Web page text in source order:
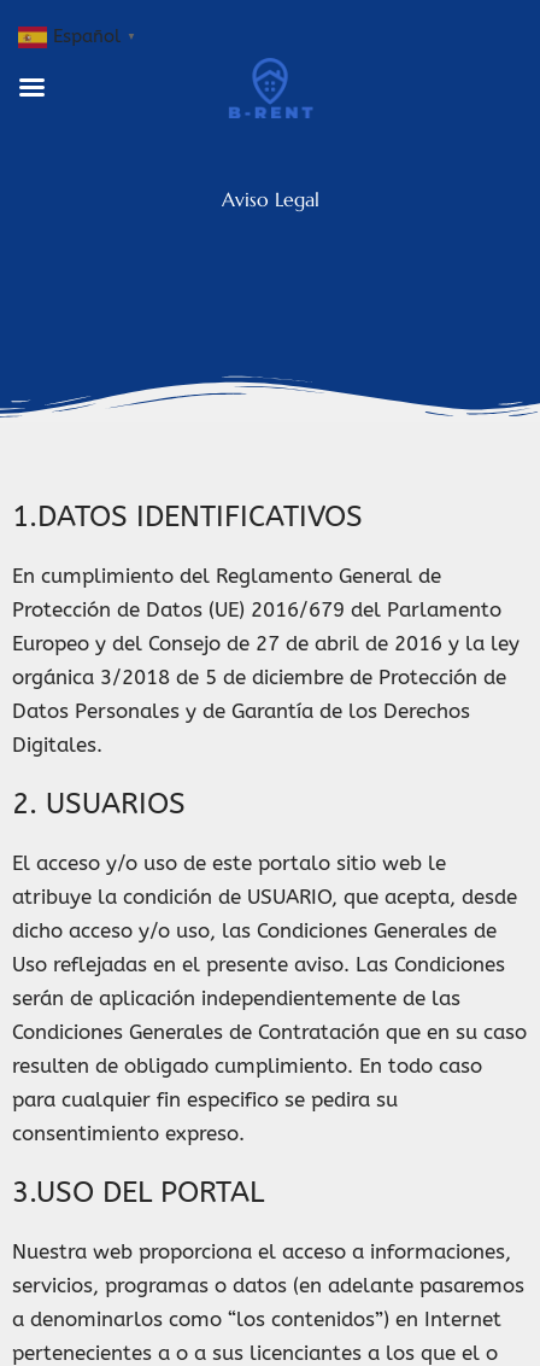
Aviso Legal
1.DATOS IDENTIFICATIVOS
En cumplimiento del Reglamento General de
Protección de Datos (UE) 2016/679 del Parlamento
Europeo y del Consejo de 27 de abril de 2016 y la ley
orgánica 3/2018 de 5 de diciembre de Protección de
Datos Personales y de Garantía de los Derechos
Digitales.
2. USUARIOS
El acceso y/o uso de este portalo sitio web le
atribuye la condición de USUARIO, que acepta, desde
dicho acceso y/o uso, las Condiciones Generales de
Uso reflejadas en el presente aviso. Las Condiciones
serán de aplicación independientemente de las
Condiciones Generales de Contratación que en su caso
resulten de obligado cumplimiento. En todo caso
para cualquier fin especifico se pedira su
consentimiento expreso.
3.USO DEL PORTAL
Nuestra web proporciona el acceso a informaciones,
servicios, programas o datos (en adelante pasaremos
a denominarlos como “los contenidos”) en Internet
pertenecientes a o a sus licenciantes a los que el o
Español ▼